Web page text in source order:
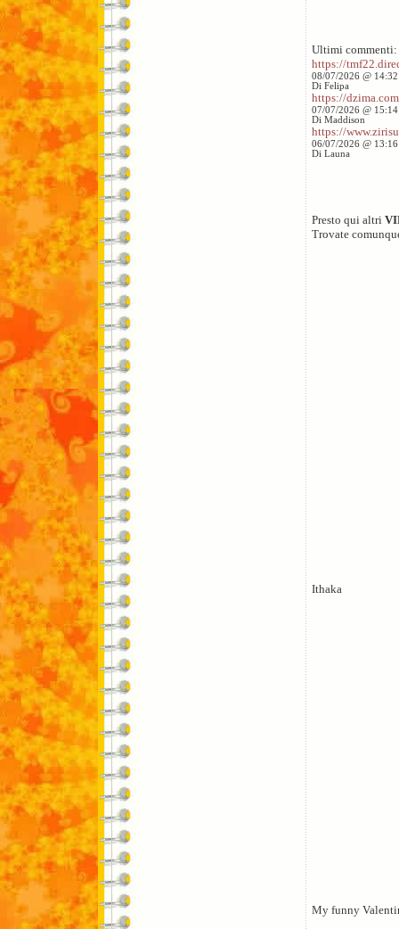
Ultimi commenti:
https://
08/07/2026 @
Di Felipa
https://
07/07/2026 @
Di Maddison
https://
06/07/2026 @
Di Launa
Presto qui altri
Trovate
Ithaka
My funny